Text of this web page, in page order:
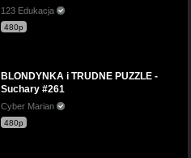
123 Edukacja
480p
BLONDYNKA i TRUDNE PUZZLE -
Suchary #261
Cyber Marian
480p